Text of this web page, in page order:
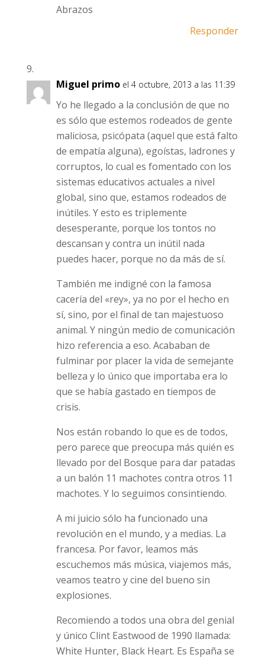
Abrazos
Responder
Miguel primo el 4 octubre, 2013 a las 11:39
Yo he llegado a la conclusión de que no
es sólo que estemos rodeados de gente
maliciosa, psicópata (aquel que está falto
de empatía alguna), egoístas, ladrones y
corruptos, lo cual es fomentado con los
sistemas educativos actuales a nivel
global, sino que, estamos rodeados de
inútiles. Y esto es triplemente
desesperante, porque los tontos no
descansan y contra un inútil nada
puedes hacer, porque no da más de sí.
También me indigné con la famosa
cacería del «rey», ya no por el hecho en
sí, sino, por el final de tan majestuoso
animal. Y ningún medio de comunicación
hizo referencia a eso. Acababan de
fulminar por placer la vida de semejante
belleza y lo único que importaba era lo
que se había gastado en tiempos de
crisis.
Nos están robando lo que es de todos,
pero parece que preocupa más quién es
llevado por del Bosque para dar patadas
a un balón 11 machotes contra otros 11
machotes. Y lo seguimos consintiendo.
A mi juicio sólo ha funcionado una
revolución en el mundo, y a medias. La
francesa. Por favor, leamos más
escuchemos más música, viajemos más,
veamos teatro y cine del bueno sin
explosiones.
Recomiendo a todos una obra del genial
y único Clint Eastwood de 1990 llamada:
White Hunter, Black Heart. Es España se